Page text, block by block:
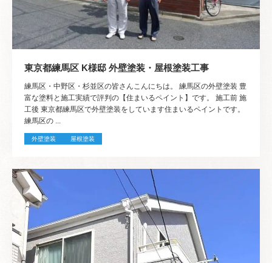
東京都練馬区 K様邸 外壁塗装・屋根塗装工事
練馬区・中野区・杉並区の皆さんこんにちは。 練馬区の外壁塗装 豊
富な塗料と施工実績で評判の【住まいるペイント】です。 施工前 施
工後 東京都練馬区で外壁塗装をしています住まいるペイントです。
練馬区の ...
外壁塗装 屋根塗装